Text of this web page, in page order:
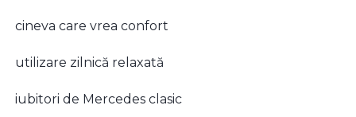
cineva care vrea confort
utilizare zilnică relaxată
iubitori de Mercedes clasic